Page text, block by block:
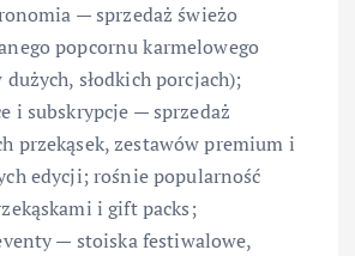
— sprzedaż świeżo
popcornu karmelowego
słodkich porcjach);
i subskrypcje — sprzedaż
przekąsek, zestawów premium i
edycji; rośnie popularność
i gift packs;
— stoiska festiwalowe,